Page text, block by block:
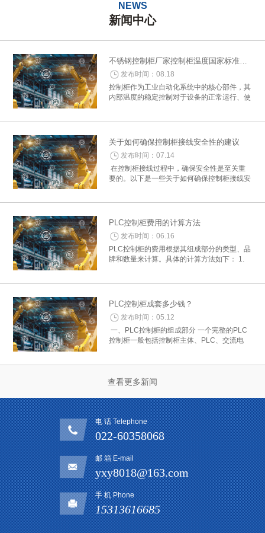
NEWS
新闻中心
不锈钢控制柜厂家控制柜温度国家标准概述
发布时间：08.18
控制柜作为工业自动化系统中的核心部件，其
内部温度的稳定控制对于设备的正常运行、使
关于如何确保控制柜接线安全性的建议
发布时间：07.14
在控制柜接线过程中，确保安全性是至关重
要的。以下是一些关于如何确保控制柜接线安
PLC控制柜费用的计算方法
发布时间：06.16
PLC控制柜的费用根据其组成部分的类型、品
牌和数量来计算。具体的计算方法如下： 1.
PLC控制柜成套多少钱？
发布时间：05.12
一、PLC控制柜的组成部分 一个完整的PLC
控制柜一般包括控制柜主体、PLC、交流电
查看更多新闻
电 话 Telephone
022-60358068
邮 箱 E-mail
yxy8018@163.com
手 机 Phone
15313616685